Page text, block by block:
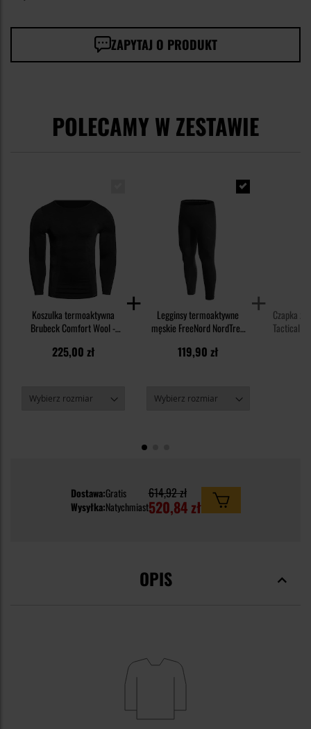
ZAPYTAJ O PRODUKT
POLECAMY W ZESTAWIE
Koszulka termoaktywna
Brubeck Comfort Wool -
225,00 zł
Legginsy termoaktywne
męskie FreeNord NordTrek
119,90 zł
Czapka z
Tactical
Dostawa:Gratis
Wysyłka:Natychmiast
614,92 zł
520,84 zł
OPIS